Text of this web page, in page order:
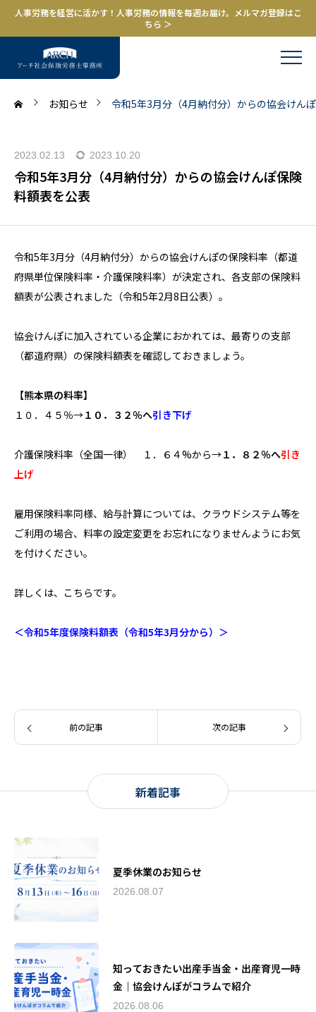
人事労務を経営に活かす！人事労務の情報を毎週お届け。メルマガ登録はこ
ちら ＞
お知らせ 令和5年3月分（4月納付分）からの協会けん
2023.02.13 2023.10.20
令和5年3月分（4月納付分）からの協会けんぽ保険
料額表を公表
令和5年3月分（4月納付分）からの協会けんぽの保険料率（都道
府県単位保険料率・介護保険料率）が決定され、各支部の保険料
額表が公表されました（令和5年2月8日公表）。
協会けんぽに加入されている企業におかれては、最寄りの支部
（都道府県）の保険料額表を確認しておきましょう。
【熊本県の料率】
１０．４５％→１０．３２％へ引き下げ
介護保険料率（全国一律） １．６４%から→１．８２％へ引き
上げ
雇用保険料率同様、給与計算については、クラウドシステム等を
ご利用の場合、料率の設定変更をお忘れになりませんようにお気
を付けください。
詳しくは、こちらです。
＜令和5年度保険料額表（令和5年3月分から）＞
前の記事 次の記事
新着記事
夏季休業のお知らせ
2026.08.07
知っておきたい出産手当金・出産育児一時
金｜協会けんぽがコラムで紹介
2026.08.06